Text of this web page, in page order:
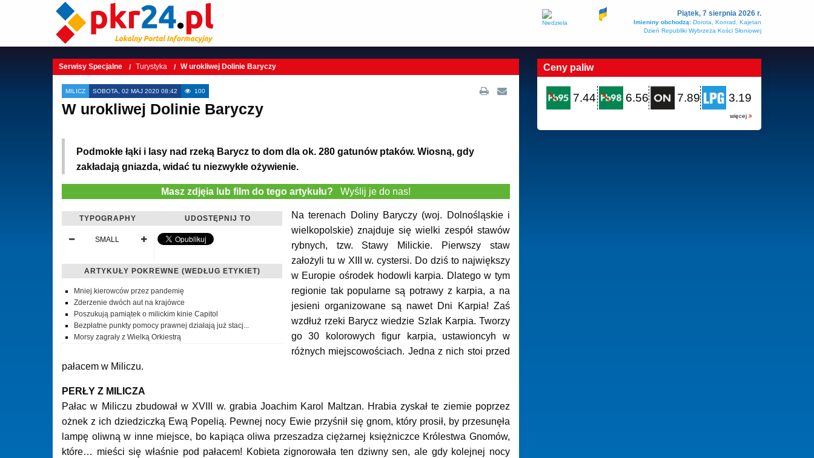
Piątek, 7 sierpnia 2026 r.
Imieniny obchodzą: Dorota, Konrad, Kajetan
Dzień Republiki Wybrzeża Kości Słoniowej
Serwisy Specjalne Turystyka W urokliwej Dolinie Baryczy
MILICZ SOBOTA, 02 MAJ 2020 08:42 100
W urokliwej Dolinie Baryczy
Podmokłe łąki i lasy nad rzeką Barycz to dom dla ok. 280 gatunów ptaków. Wiosną, gdy
zakładają gniazda, widać tu niezwykłe ożywienie.
Masz zdjęia lub film do tego artykułu? Wyślij je do nas!
TYPOGRAPHY
SMALL
UDOSTĘPNIJ TO
ARTYKUŁY POKREWNE (WEDŁUG ETYKIET)
Mniej kierowców przez pandemię
Zderzenie dwóch aut na krajówce
Poszukują pamiątek o milickim kinie Capitol
Bezpłatne punkty pomocy prawnej działają już stacj...
Morsy zagrały z Wielką Orkiestrą
Na terenach Doliny Baryczy (woj. Dolnośląskie i
wielkopolskie) znajduje się wielki zespół stawów
rybnych, tzw. Stawy Milickie. Pierwszy staw
założyli tu w XIII w. cystersi. Do dziś to największy
w Europie ośrodek hodowli karpia. Dlatego w tym
regionie tak popularne są potrawy z karpia, a na
jesieni organizowane są nawet Dni Karpia! Zaś
wzdłuż rzeki Barycz wiedzie Szlak Karpia. Tworzy
go 30 kolorowych figur karpia, ustawioncyh w
różnych miejscowościach. Jedna z nich stoi przed
pałacem w Miliczu.
PERŁY Z MILICZA
Pałac w Miliczu zbudował w XVIII w. grabia Joachim Karol Maltzan. Hrabia zyskał te ziemie poprzez
ożnek z ich dziedziczką Ewą Popelią. Pewnej nocy Ewie przyśnił się gnom, który prosił, by przesunęła
lampę oliwną w inne miejsce, bo kapiąca oliwa przeszadza ciężarnej księżniczce Królestwa Gnomów,
które… mieści się właśnie pod pałacem! Kobieta zignorowała ten dziwny sen, ale gdy kolejnej nocy
Ceny paliw
7.44 6.56 7.89 3.19
więcej